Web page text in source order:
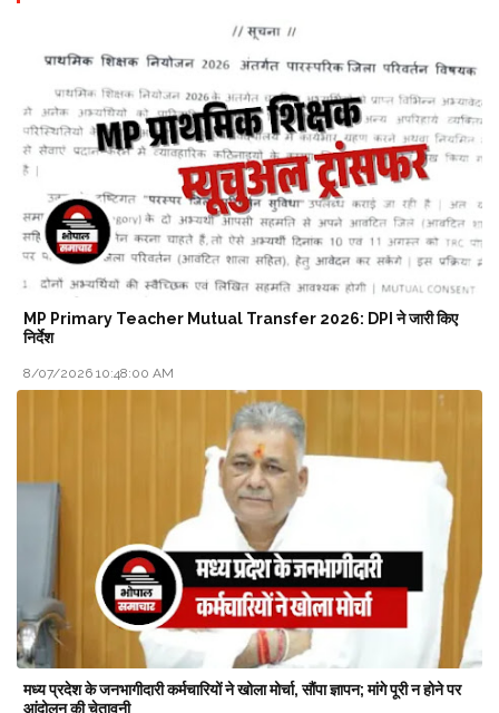
MP Primary Teacher Mutual Transfer 2026: DPI ने जारी किए
निर्देश
8/07/2026 10:48:00 AM
मध्य प्रदेश के जनभागीदारी कर्मचारियों ने खोला मोर्चा, सौंपा ज्ञापन; मांगे पूरी न होने पर
आंदोलन की चेतावनी